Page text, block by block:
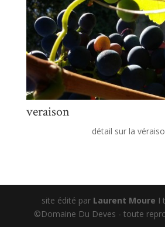
veraison
détail sur la
site édité par Laurent Moure I
©Domaine Du Deves - toute